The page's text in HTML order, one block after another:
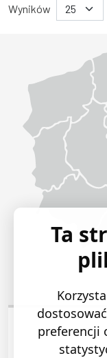
Wyników
Ta
preferencji